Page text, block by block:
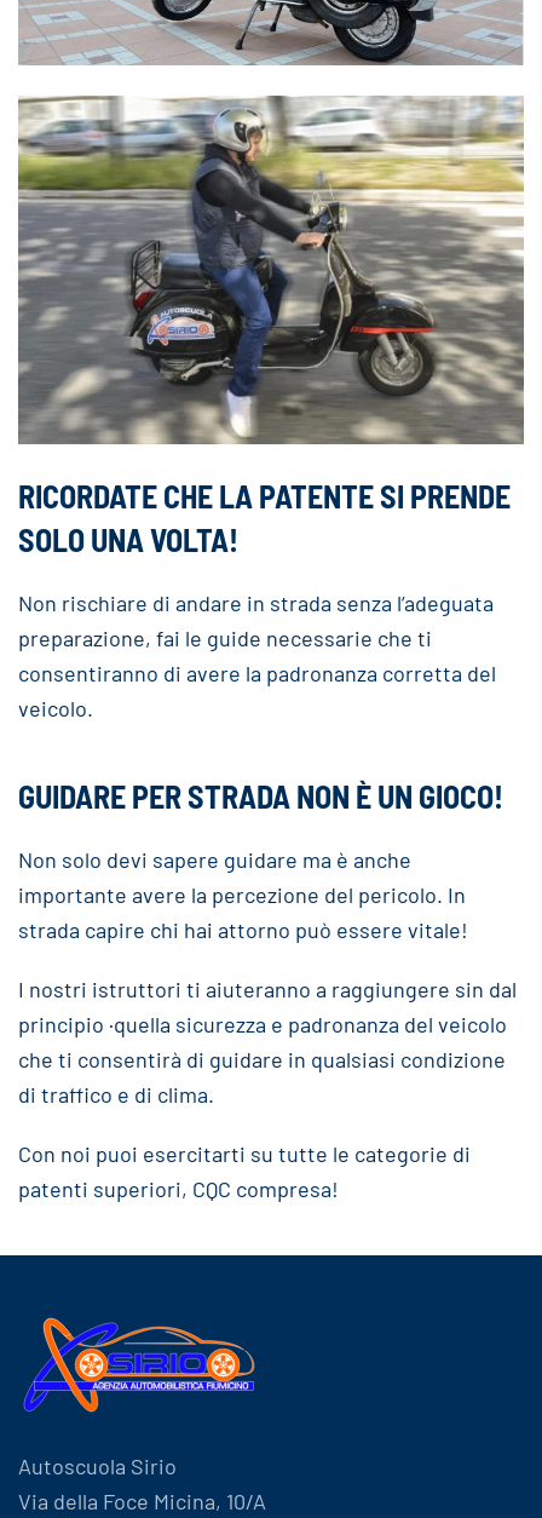
RICORDATE CHE LA PATENTE SI PRENDE
SOLO UNA VOLTA!
Non rischiare di andare in strada senza l’adeguata
preparazione, fai le guide necessarie che ti
consentiranno di avere la padronanza corretta del
veicolo.
GUIDARE PER STRADA NON È UN GIOCO!
Non solo devi sapere guidare ma è anche
importante avere la percezione del pericolo. In
strada capire chi hai attorno può essere vitale!
I nostri istruttori ti aiuteranno a raggiungere sin dal
principio ·quella sicurezza e padronanza del veicolo
che ti consentirà di guidare in qualsiasi condizione
di traffico e di clima.
Con noi puoi esercitarti su tutte le categorie di
patenti superiori, CQC compresa!
Autoscuola Sirio
Via della Foce Micina, 10/A